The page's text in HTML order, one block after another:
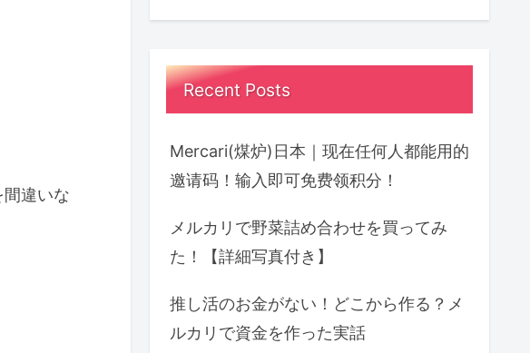
違いな
Recent Posts
Mercari(煤炉)日本｜现在任何人都能用的
邀请码！输入即可免费领积分！
メルカリで野菜詰め合わせを買ってみ
た！【詳細写真付き】
推し活のお金がない！どこから作る？メ
ルカリで資金を作った実話